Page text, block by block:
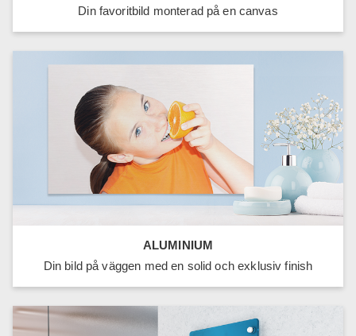
Din favoritbild monterad på en canvas
ALUMINIUM
Din bild på väggen med en solid och exklusiv finish